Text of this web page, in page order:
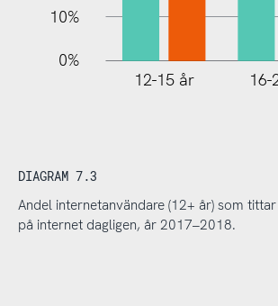
10%
0%
12-15 år 16-
DIAGRAM 7.3
Andel internetanvändare (12+ år) som
på internet dagligen, år 2017–2018.